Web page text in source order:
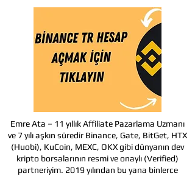
Emre Ata – 11 yıllık Affiliate Pazarlama Uzmanı
ve 7 yılı aşkın süredir Binance, Gate, BitGet, HTX
(Huobi), KuCoin, MEXC, OKX gibi dünyanın dev
kripto borsalarının resmi ve onaylı (Verified)
partneriyim. 2019 yılından bu yana binlerce